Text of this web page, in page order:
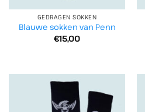
GEDRAGEN SOKKEN
Blauwe sokken van Penn
€15,00